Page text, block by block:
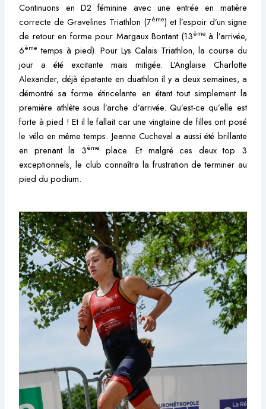
Continuons en D2 féminine avec une entrée en matière
correcte de Gravelines Triathlon (7ème) et l’espoir d’un signe
de retour en forme pour Margaux Bontant (13ème à l’arrivée,
6ème temps à pied). Pour Lys Calais Triathlon, la course du
jour a été excitante mais mitigée. L’Anglaise Charlotte
Alexander, déjà épatante en duathlon il y a deux semaines, a
démontré sa forme étincelante en étant tout simplement la
première athlète sous l’arche d’arrivée. Qu’est-ce qu’elle est
forte à pied ! Et il le fallait car une vingtaine de filles ont posé
le vélo en même temps. Jeanne Cucheval a aussi été brillante
en prenant la 3ème
place. Et malgré ces deux top 3
exceptionnels, le club connaîtra la frustration de terminer au
pied du podium.